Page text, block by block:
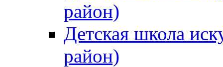
район)
Детская школа
район)